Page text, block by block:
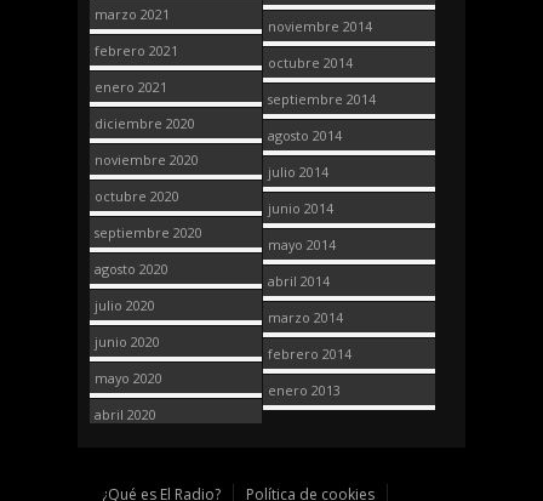
marzo 2021
febrero 2021
enero 2021
diciembre 2020
noviembre 2020
octubre 2020
septiembre 2020
agosto 2020
julio 2020
junio 2020
mayo 2020
abril 2020
noviembre 2014
octubre 2014
septiembre 2014
agosto 2014
julio 2014
junio 2014
mayo 2014
abril 2014
marzo 2014
febrero 2014
enero 2013
¿Qué es El Radio? Política de cookies